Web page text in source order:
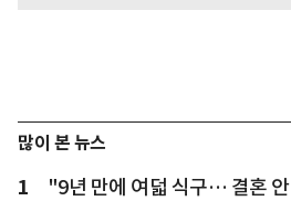
많이 본 뉴스
1
"9년 만에 여덟 식구… 결혼